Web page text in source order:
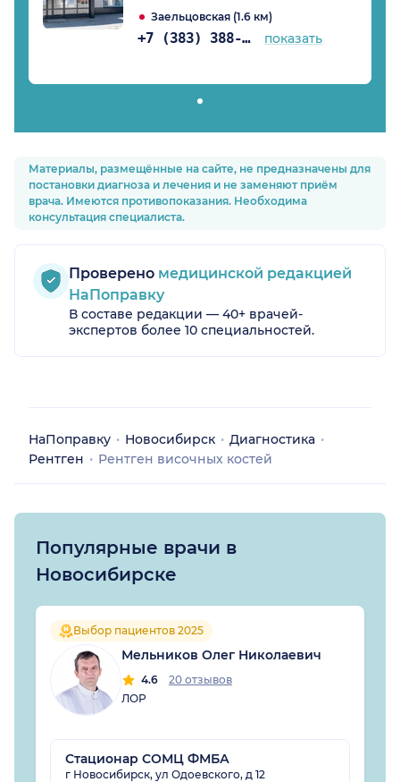
Заельцовская (1.6 км)
+7 (383) 388-98-70 показать
Материалы, размещённые на сайте, не предназначены для
постановки диагноза и лечения и не заменяют приём
врача. Имеются противопоказания. Необходима
консультация специалиста.
Проверено медицинской редакцией
НаПоправку
В составе редакции — 40+ врачей-
экспертов более 10 специальностей.
НаПоправку Новосибирск
Диагностика
Рентген
Рентген височных костей
Популярные врачи в
Новосибирске
Выбор пациентов 2025
Мельников Олег Николаевич
4.6
20 отзывов
ЛОР
Стационар СОМЦ ФМБА
г Новосибирск, ул Одоевского, д 12